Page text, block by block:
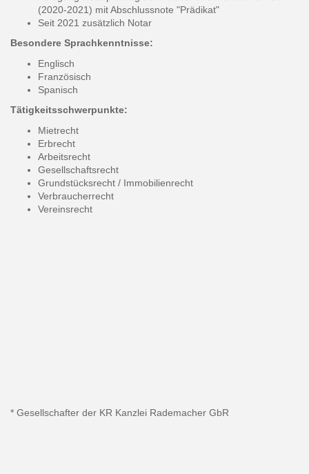
(2020-2021) mit Abschlussnote "Prädikat"
Seit 2021 zusätzlich Notar
Besondere Sprachkenntnisse:
Englisch
Französisch
Spanisch
Tätigkeitsschwerpunkte:
Mietrecht
Erbrecht
Arbeitsrecht
Gesellschaftsrecht
Grundstücksrecht / Immobilienrecht
Verbraucherrecht
Vereinsrecht
* Gesellschafter der KR Kanzlei Rademacher GbR